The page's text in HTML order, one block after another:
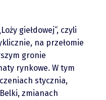
giełdowej”, czyli
na przełomie
gronie
rynkowe. W tym
stycznia,
zmianach